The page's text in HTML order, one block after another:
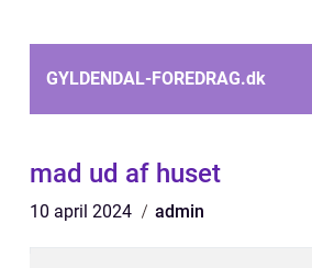
GYLDENDAL-FOREDRAG.dk
mad ud af huset
10 april 2024 admin